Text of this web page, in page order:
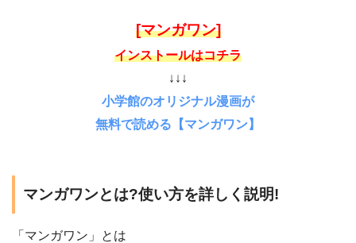
[マンガワン]
インストールはコチラ
↓↓↓
小学館のオリジナル漫画が
無料で読める【マンガワン】
マンガワンとは?使い方を詳しく説明!
「マンガワン」とは